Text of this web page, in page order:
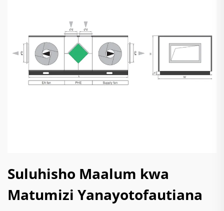
Suluhisho Maalum kwa
Matumizi Yanayotofautiana